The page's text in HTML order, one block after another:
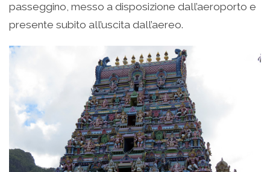
passeggino, messo a disposizione dall’aeroporto e
presente subito all’uscita dall’aereo.